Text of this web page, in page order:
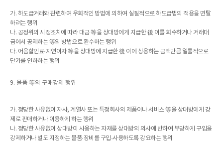
가. 하도급거래와 관련하여 우회적인 방법에 의하여 실질적으로 하도급법의 적용을 면탈
하려는 행위
나. 공정위의 시정조치에 따라 대금 等을 상대방에게 지급한 後 이를 회수하거나 거래대
금에서 공제하는 等의 방법으로 환수하는 행위
다. 어음할인료·지연이자 等을 상대방에 지급한 後 이에 상응하는 금액만큼 일률적으로
단가를 인하하는 행위
9. 물품 等의 구매강제 행위
가. 정당한 사유없이 자사, 계열사 또는 특정회사의 제품이나 서비스 等을 상대방에게 강
제로 판매하거나 이용하게 하는 행위
나. 정당한 사유없이 상대방이 사용하는 자재를 상대방의 의사에 반하여 부당하게 구입을
강제하거나 별도 지정하는 물품·장비를 구입·사용하도록 강요하는 행위